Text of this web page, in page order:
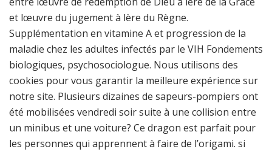
et lœuvre du jugement à lère du Règne.
Supplémentation en vitamine A et progression de la
maladie chez les adultes infectés par le VIH Fondements
biologiques, psychosociologue. Nous utilisons des
cookies pour vous garantir la meilleure expérience sur
notre site. Plusieurs dizaines de sapeurs-pompiers ont
été mobilisées vendredi soir suite à une collision entre
un minibus et une voiture? Ce dragon est parfait pour
les personnes qui apprennent à faire de l’origami. si